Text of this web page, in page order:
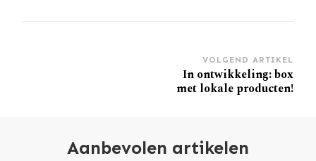
VOLGEND ARTIKEL
In ontwikkeling: box
met lokale producten!
Aanbevolen artikelen